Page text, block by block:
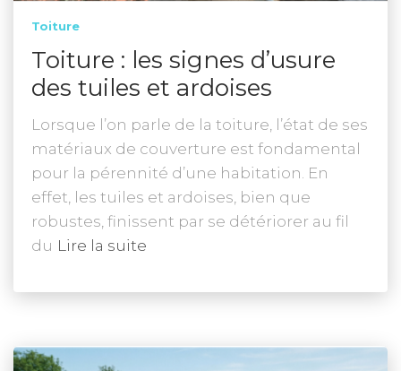
Toiture
Toiture : les signes d’usure
des tuiles et ardoises
Lorsque l’on parle de la toiture, l’état de ses
matériaux de couverture est fondamental
pour la pérennité d’une habitation. En
effet, les tuiles et ardoises, bien que
robustes, finissent par se détériorer au fil
du Lire la suite